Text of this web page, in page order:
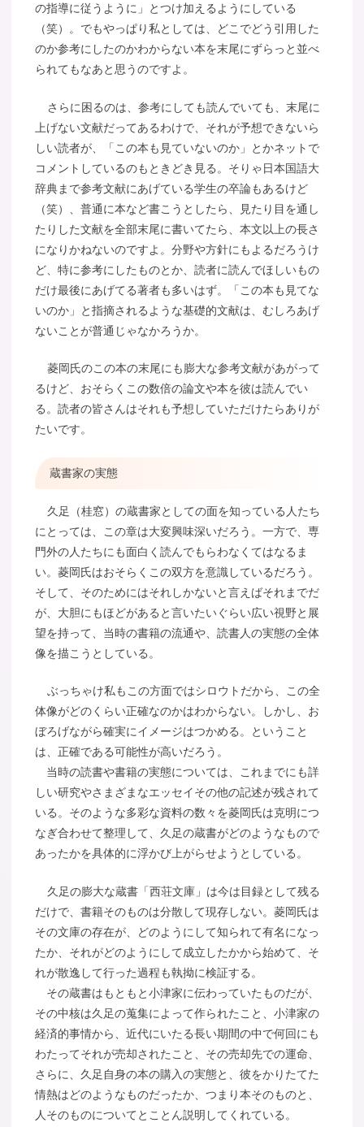
の指導に従うように」とつけ加えるようにしている
（笑）。でもやっぱり私としては、どこでどう引用した
のか参考にしたのかわからない本を末尾にずらっと並べ
られてもなあと思うのですよ。
さらに困るのは、参考にしても読んでいても、末尾に
上げない文献だってあるわけで、それが予想できないら
しい読者が、「この本も見ていないのか」とかネットで
コメントしているのもときどき見る。そりゃ日本国語大
辞典まで参考文献にあげている学生の卒論もあるけど
（笑）、普通に本など書こうとしたら、見たり目を通し
たりした文献を全部末尾に書いてたら、本文以上の長さ
になりかねないのですよ。分野や方針にもよるだろうけ
ど、特に参考にしたものとか、読者に読んでほしいもの
だけ最後にあげてる著者も多いはず。「この本も見てな
いのか」と指摘されるような基礎的文献は、むしろあげ
ないことが普通じゃなかろうか。
菱岡氏のこの本の末尾にも膨大な参考文献があがって
るけど、おそらくこの数倍の論文や本を彼は読んでい
る。読者の皆さんはそれも予想していただけたらありが
たいです。
蔵書家の実態
久足（桂窓）の蔵書家としての面を知っている人たち
にとっては、この章は大変興味深いだろう。一方で、専
門外の人たちにも面白く読んでもらわなくてはなるま
い。菱岡氏はおそらくこの双方を意識しているだろう。
そして、そのためにはそれしかないと言えばそれまでだ
が、大胆にもほどがあると言いたいぐらい広い視野と展
望を持って、当時の書籍の流通や、読書人の実態の全体
像を描こうとしている。
ぶっちゃけ私もこの方面ではシロウトだから、この全
体像がどのくらい正確なのかはわからない。しかし、お
ぼろげながら確実にイメージはつかめる。ということ
は、正確である可能性が高いだろう。
当時の読書や書籍の実態については、これまでにも詳
しい研究やさまざまなエッセイその他の記述が残されて
いる。そのような多彩な資料の数々を菱岡氏は克明につ
なぎ合わせて整理して、久足の蔵書がどのようなもので
あったかを具体的に浮かび上がらせようとしている。
久足の膨大な蔵書「西荘文庫」は今は目録として残る
だけで、書籍そのものは分散して現存しない。菱岡氏は
その文庫の存在が、どのようにして知られて有名になっ
たか、それがどのようにして成立したかから始めて、そ
れが散逸して行った過程も執拗に検証する。
その蔵書はもともと小津家に伝わっていたものだが、
その中核は久足の蒐集によって作られたこと、小津家の
経済的事情から、近代にいたる長い期間の中で何回にも
わたってそれが売却されたこと、その売却先での運命、
さらに、久足自身の本の購入の実態と、彼をかりたてた
情熱はどのようなものだったか、つまり本そのものと、
人そのものについてとことん説明してくれている。